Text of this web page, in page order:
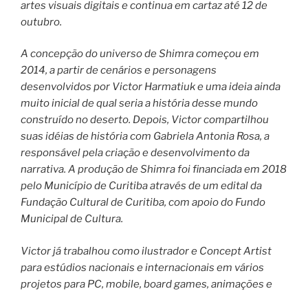
artes visuais digitais e continua em cartaz até 12 de
outubro.
A concepção do universo de Shimra começou em
2014, a partir de cenários e personagens
desenvolvidos por Victor Harmatiuk e uma ideia ainda
muito inicial de qual seria a história desse mundo
construído no deserto. Depois, Victor compartilhou
suas idéias de história com Gabriela Antonia Rosa, a
responsável pela criação e desenvolvimento da
narrativa. A produção de Shimra foi financiada em 2018
pelo Município de Curitiba através de um edital da
Fundação Cultural de Curitiba, com apoio do Fundo
Municipal de Cultura.
Victor já trabalhou como ilustrador e Concept Artist
para estúdios nacionais e internacionais em vários
projetos para PC, mobile, board games, animações e